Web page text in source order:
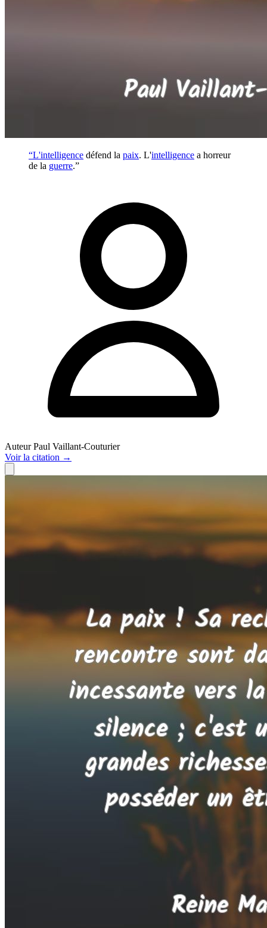
“L'intelligence défend la paix. L'intelligence a horreur
de la guerre.”
Auteur Paul Vaillant-Couturier
Voirla citation →